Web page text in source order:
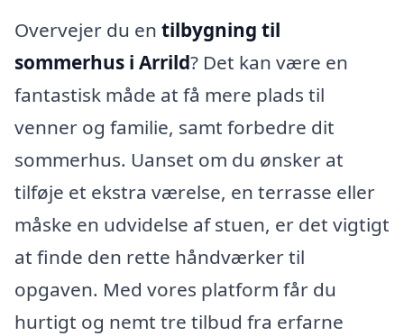
Overvejer du en tilbygning til
sommerhus i Arrild? Det kan være en
fantastisk måde at få mere plads til
venner og familie, samt forbedre dit
sommerhus. Uanset om du ønsker at
tilføje et ekstra værelse, en terrasse eller
måske en udvidelse af stuen, er det vigtigt
at finde den rette håndværker til
opgaven. Med vores platform får du
hurtigt og nemt tre tilbud fra erfarne